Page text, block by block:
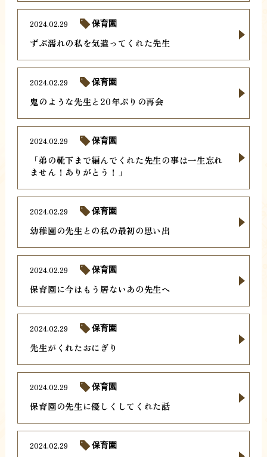
ずぶ濡れの私を気遣ってくれた先生
2024.02.29 保育園
鬼のような先生と20年ぶりの再会
2024.02.29 保育園
「弟の靴下まで編んでくれた先生の事は一生忘れ
ません！ありがとう！」
2024.02.29 保育園
幼稚園の先生との私の最初の思い出
2024.02.29 保育園
保育園に今はもう居ないあの先生へ
2024.02.29 保育園
先生がくれたおにぎり
2024.02.29 保育園
保育園の先生に優しくしてくれた話
2024.02.29 保育園
2024.02.29 保育園